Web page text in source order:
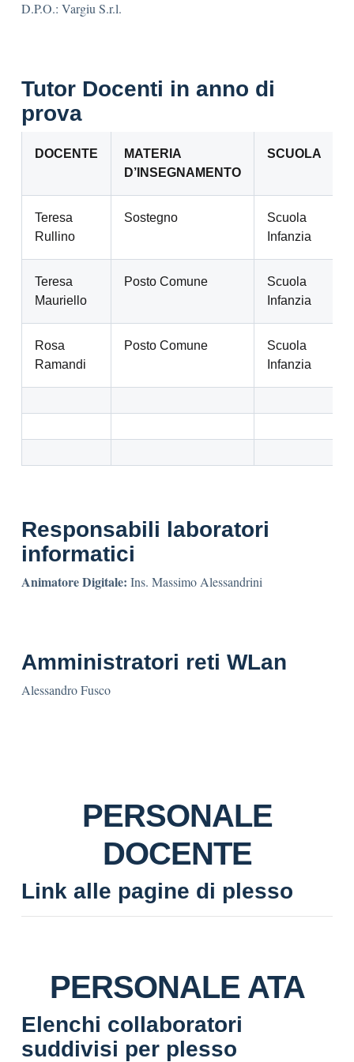
D.P.O.: Vargiu S.r.l.
Tutor Docenti in anno di
prova
DOCENTE
MATERIA
D’INSEGNAMENTO
SCUOLA
Teresa
Rullino
Sostegno
Scuola
Infanzia
Teresa
Mauriello
Posto Comune
Scuola
Infanzia
Rosa
Ramandi
Posto Comune
Scuola
Infanzia
Responsabili laboratori
informatici
Animatore Digitale: Ins. Massimo Alessandrini
Amministratori reti WLan
Alessandro Fusco
PERSONALE
DOCENTE
Link alle pagine di plesso
PERSONALE ATA
Elenchi collaboratori
suddivisi per plesso